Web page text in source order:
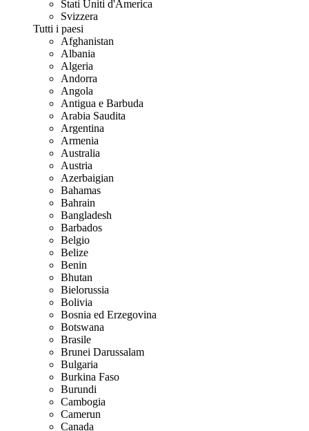
Stati Uniti d'America
Svizzera
Tutti i paesi
Afghanistan
Albania
Algeria
Andorra
Angola
Antigua e Barbuda
Arabia Saudita
Argentina
Armenia
Australia
Austria
Azerbaigian
Bahamas
Bahrain
Bangladesh
Barbados
Belgio
Belize
Benin
Bhutan
Bielorussia
Bolivia
Bosnia ed Erzegovina
Botswana
Brasile
Brunei Darussalam
Bulgaria
Burkina Faso
Burundi
Cambogia
Camerun
Canada